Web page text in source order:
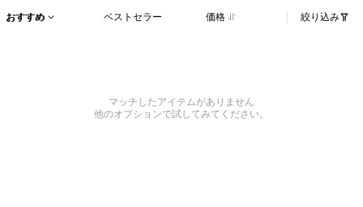
おすすめ ベストセラー 価格 絞り込み
マッチしたアイテムがありません
他のオプションで試してみてください。